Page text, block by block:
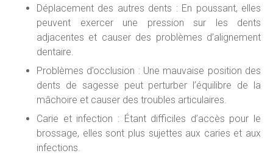
Déplacement des autres dents : En poussant, elles
peuvent exercer une pression sur les dents
adjacentes et causer des problèmes d’alignement
dentaire.
Problèmes d’occlusion : Une mauvaise position des
dents de sagesse peut perturber l’équilibre de la
mâchoire et causer des troubles articulaires.
Carie et infection : Étant difficiles d’accès pour le
brossage, elles sont plus sujettes aux caries et aux
infections.